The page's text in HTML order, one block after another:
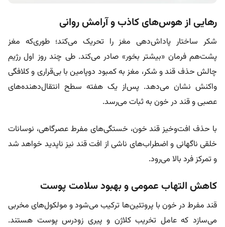
رهایی از هوس‌های کاذب و آرامش روانی
شکر ساختار پاداش‌دهی مغز را تحریک می‌کند؛ طوری‌که مغز
پشت‌هم فرمان «بیشتر بخور» صادر می‌کند. طی چند روز اول رژیم
چالش حذف قند و شکر، مغز به کمبود دوپامین با بی‌قراری و کلافگی
واکنش نشان می‌دهد. پس‌از یک هفته سطح انتقال‌دهنده‌های
عصبی و قند در خون به ثبات می‌رسد.
با حذف افت‌و‌خیز قند خون، خستگی‌های مفرط عصرگاهی، نوسانات
خلقی ناگهانی و اضطراب‌های ناشی از افت قند نیز ناپدید خواهد شد
و تمرکز فرد بالا می‌رود.
کاهش التهاب عمومی و بهبود سلامت پوست
قند مفرط در خون با پروتئین‌ها ترکیب می‌شود و مولکول‌های مخربی
می‌سازد که عامل تخریب کلاژن و پیری زودرس پوست هستند.